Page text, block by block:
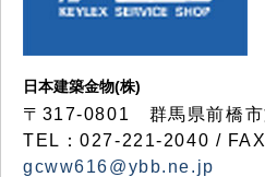
日本建築金物(株)
〒317‐0801 群馬県前橋
TEL：027-221-2040 /
gcww616@ybb.ne.jp